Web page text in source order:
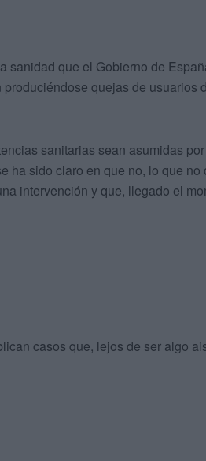
sanidad que el Gobierno de
quejas de usuarios
sanitarias sean asumidas
ha sido claro en que no, lo que
intervención y que, llegado el
casos que, lejos de ser algo